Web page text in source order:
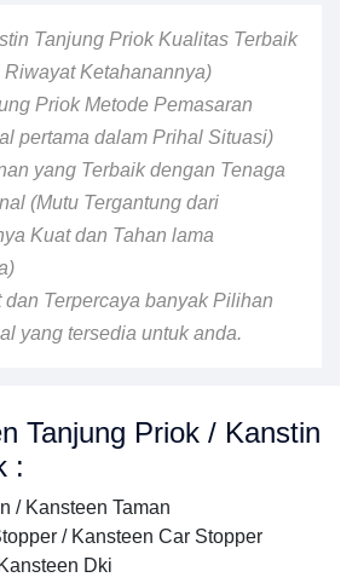
Tanjung Priok Kualitas Terbaik
Ketahanannya)
Priok Metode Pemasaran
pertama dalam Prihal Situasi)
yang Terbaik dengan Tenaga
(Mutu Tergantung dari
Kuat dan Tahan lama
dan Terpercaya banyak Pilihan
yang tersedia untuk anda.
Tanjung Priok / Kanstin
:
/ Kansteen Taman
/ Kansteen Car Stopper
Dki